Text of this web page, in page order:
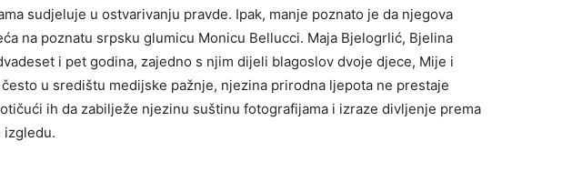
sudjeluje u ostvarivanju pravde. Ipak, manje poznato je da njegova
na poznatu srpsku glumicu Monicu Bellucci. Maja Bjelogrlić, Bjelina
i pet godina, zajedno s njim dijeli blagoslov dvoje djece, Mije i
u središtu medijske pažnje, njezina prirodna ljepota ne prestaje
ih da zabilježe njezinu suštinu fotografijama i izraze divljenje prema
izgledu.